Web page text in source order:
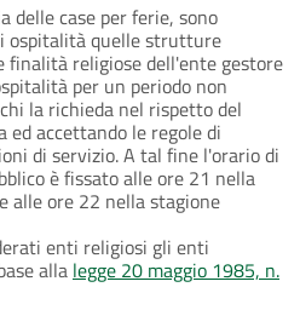
delle case per ferie, sono
ospitalità quelle strutture
religiose dell'ente gestore
per un periodo non
la richieda nel rispetto del
ed accettando le regole di
di servizio. A tal fine l'orario di
è fissato alle ore 21 nella
alle ore 22 nella stagione
enti religiosi gli enti
alla legge 20 maggio 1985, n.